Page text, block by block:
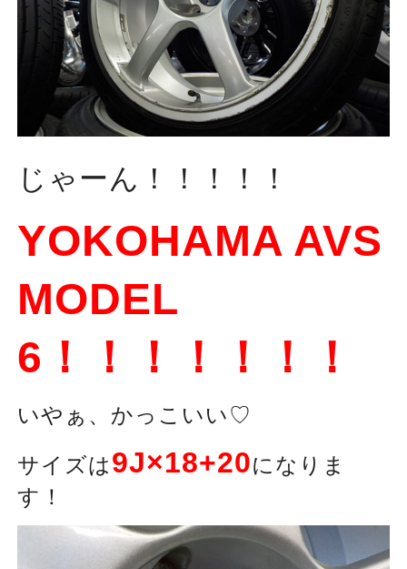
じゃーん！！！！！
YOKOHAMA AVS
MODEL
6！！！！！！！
いやぁ、かっこいい♡
サイズは9J×18+20になりま
す！